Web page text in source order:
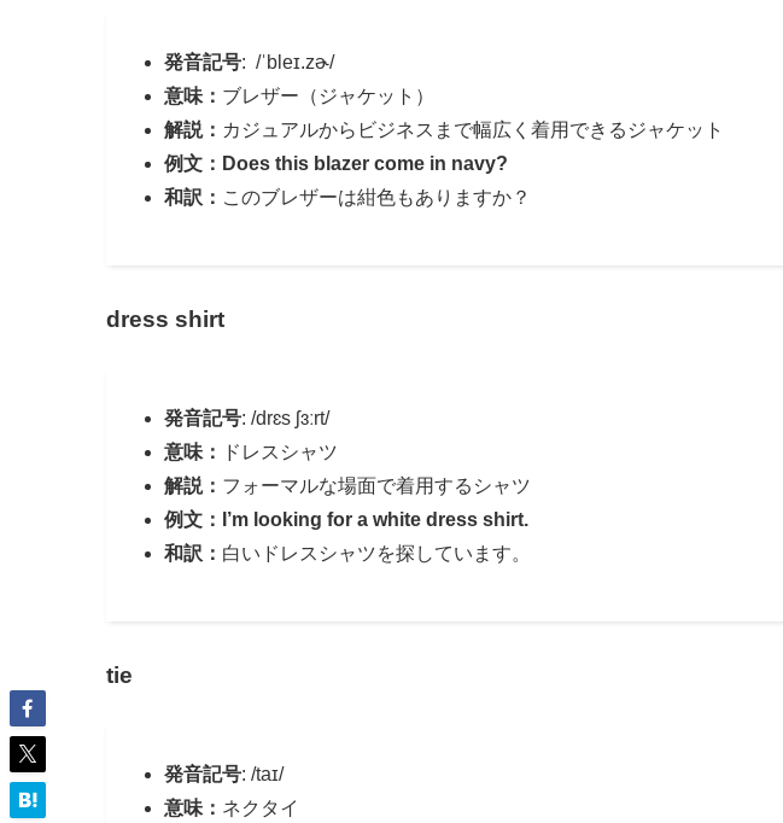
発音記号: /ˈbleɪ.zɚ/
意味： ブレザー（ジャケット）
解説： カジュアルからビジネスまで幅広く着用できるジャケット
例文：Does this blazer come in navy?
和訳： このブレザーは紺色もありますか？
dress shirt
発音記号: /drɛs ʃɜːrt/
意味：
ドレスシャツ
解説： フォーマルな場面で着用するシャツ
例文：I’m looking for a white dress shirt.
和訳： 白いドレスシャツを探しています。
tie
発音記号: /taɪ/
意味： ネクタイ